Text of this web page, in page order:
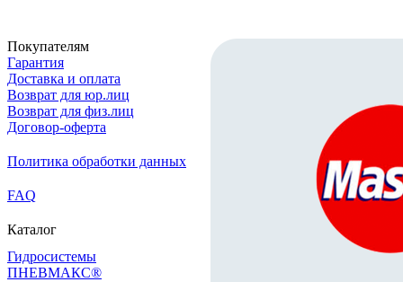
Покупателям
Гарантия
Доставка и оплата
Возврат для юр.лиц
Возврат для физ.лиц
Договор-оферта
Политика обработки данных
FAQ
Каталог
Гидросистемы
ПНЕВМАКС®